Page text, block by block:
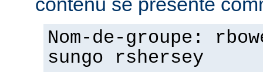
Nom-de-groupe:
sungo rshersey